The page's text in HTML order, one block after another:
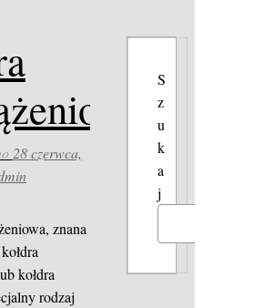
28 czerwca,
znana
kołdra
rodzaj
S
z
u
k
a
j